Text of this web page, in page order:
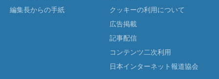
編集長からの手紙
クッキーの利用について
広告掲載
記事配信
コンテンツ二次利用
日本インターネット報道協会